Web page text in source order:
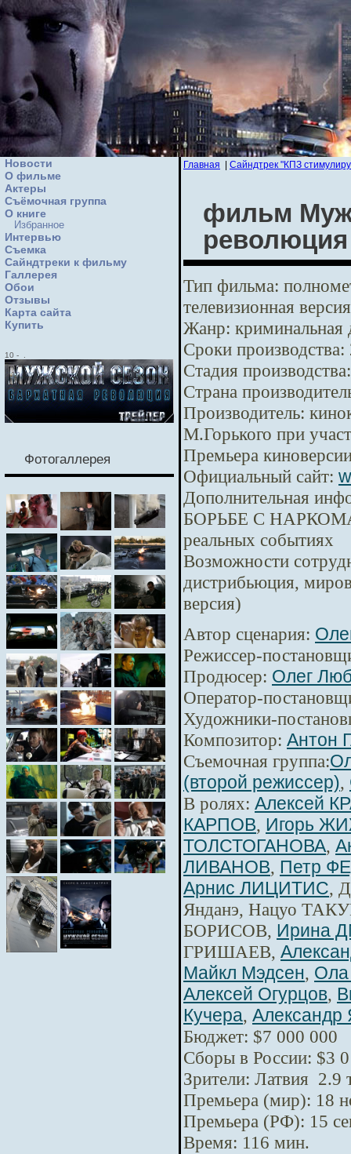
Новости
О фильме
Актеры
Съёмочная группа
О книге
Избранное
Интервью
Cъемка
Сайндтреки к фильму
Галлерея
Обои
Отзывы
Карта сайта
Купить
10 -
Фотогаллерея
Главная Сайндтрек "КПЗ
фильм
революция
Тип фильма:
телевизионная
Жанр: криминальная
Сроки производства:
Стадия производства:
Страна
Производитель:
М.Горького при
Премьера
Официальный сайт:
Дополнительная
БОРЬБЕ С
реальных событиях
Возможности
дистрибьюция,
версия)
Автор сценария:
Режиссер-
Продюсер: Олег
Оператор-
Художники-
Композитор: Антон
Съемочная группа:
(второй режиссер),
В ролях: Алексей
КАРПОВ, Игорь
ТОЛСТОГАНОВА,
ЛИВАНОВ, Петр
Арнис ЛИЦИТИС,
Янданэ, Нацуо
БОРИСОВ, Ирина
ГРИШАЕВ,
Майкл Мэдсен, Ола
Алексей Огурцов,
Кучера, Александр
Бюджет: $7 000 000
Сборы в России: $3
Зрители: Латвия 2.9
Премьера (мир): 18
Премьера (РФ): 15
Время: 116 мин.